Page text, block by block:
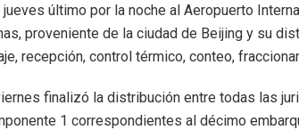
último por la noche al Aeropuerto
proveniente de la ciudad de Beijing y su
recepción, control térmico, conteo,
finalizó la distribución entre todas las
1 correspondientes al décimo